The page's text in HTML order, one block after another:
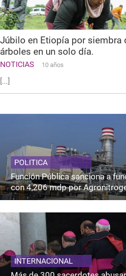
Júbilo en Etiopía por siembra
árboles en un solo día.
NOTICIAS 10 años
[...]
POLITICA
Función Pública sanciona a
con 4,206 mdp por
INTERNACIONAL